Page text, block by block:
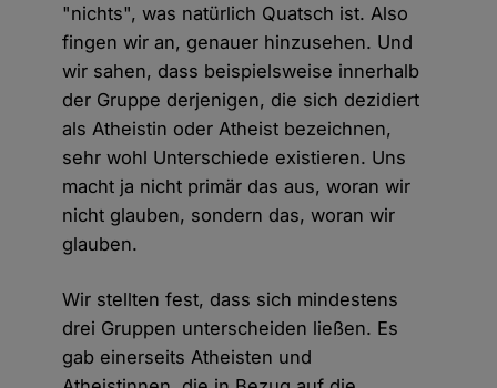
"nichts", was natürlich Quatsch ist. Also
fingen wir an, genauer hinzusehen. Und
wir sahen, dass beispielsweise innerhalb
der Gruppe derjenigen, die sich dezidiert
als Atheistin oder Atheist bezeichnen,
sehr wohl Unterschiede existieren. Uns
macht ja nicht primär das aus, woran wir
nicht glauben, sondern das, woran wir
glauben.
Wir stellten fest, dass sich mindestens
drei Gruppen unterscheiden ließen. Es
gab einerseits Atheisten und